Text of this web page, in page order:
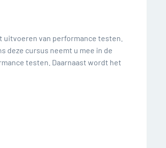
van performance testen.
deze cursus neemt u mee in de
testen. Daarnaast wordt het